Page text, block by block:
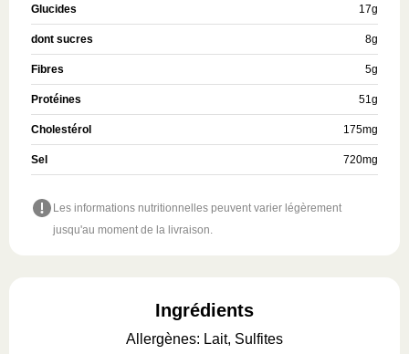
Glucides 17g
dont sucres 8g
Fibres 5g
Protéines 51g
Cholestérol 175mg
Sel 720mg
Les informations nutritionnelles peuvent varier légèrement
jusqu'au moment de la livraison.
Ingrédients
Allergènes: Lait, Sulfites